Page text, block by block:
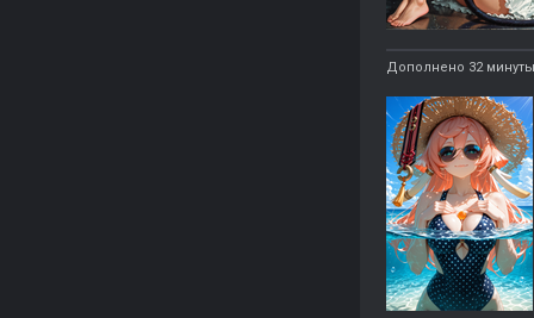
Дополнено 32